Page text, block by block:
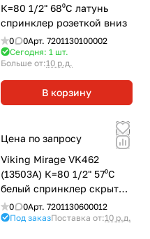
К=80 1/2" 68⁰С латунь
спринклер розеткой вниз
0 0Арт. 7201130100002
Сегодня: 1 шт.
Больше от:10 р.д.
В корзину
Цена по запросу
Viking Mirage VK462
(13503А) К=80 1/2" 57⁰С
белый спринклер скрытый
вертикальный
0 0Арт. 7201130600012
Под заказПоставка от:10 р.д.